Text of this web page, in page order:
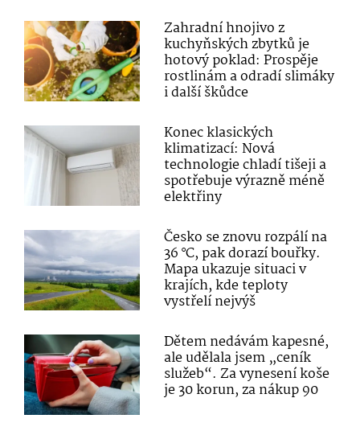
Zahradní hnojivo z
kuchyňských zbytků je
hotový poklad: Prospěje
rostlinám a odradí slimáky
i další škůdce
Konec klasických
klimatizací: Nová
technologie chladí tišeji a
spotřebuje výrazně méně
elektřiny
Česko se znovu rozpálí na
36 °C, pak dorazí bouřky.
Mapa ukazuje situaci v
krajích, kde teploty
vystřelí nejvýš
Dětem nedávám kapesné,
ale udělala jsem „ceník
služeb“. Za vynesení koše
je 30 korun, za nákup 90